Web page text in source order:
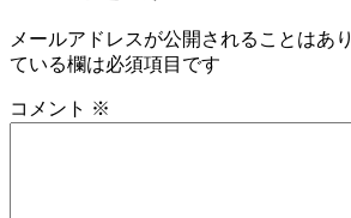
メールアドレスが公開されることはあ
ている欄は必須項目です
コメント ※